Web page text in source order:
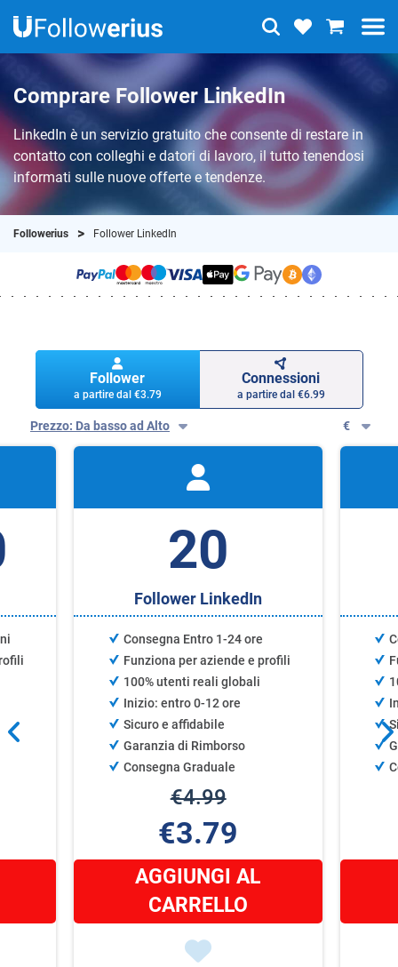
Comprare Follower LinkedIn
LinkedIn è un servizio gratuito che consente di restare in
contatto con colleghi e datori di lavoro, il tutto tenendosi
informati sulle nuove offerte e tendenze.
Followerius Follower LinkedIn
Follower
a partire dal €3.79
Connessioni
a partire dal €6.99
Prezzo: Da basso ad Alto €
20
Follower LinkedIn
Consegna Entro 1-24 ore
Funziona per aziende e profili
100% utenti reali globali
Inizio: entro 0-12 ore
Sicuro e affidabile
Garanzia di Rimborso
Consegna Graduale
€4.99
€3.79
AGGIUNGI AL
CARRELLO